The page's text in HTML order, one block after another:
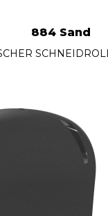
884 Sand